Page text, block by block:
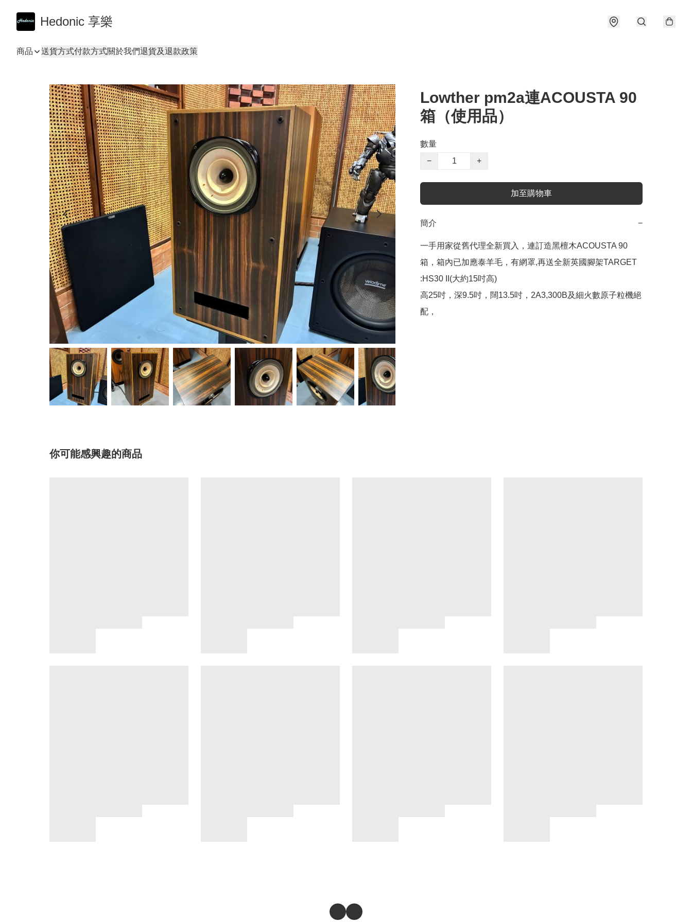
Hedonic 享樂
商品 送貨方式付款方式關於我們退貨及退款政策
Lowther pm2a連ACOUSTA 90
箱（使用品）
數量
−
+
加至購物車
簡介 −
一手用家從舊代理全新買入，連訂造黑檀木ACOUSTA 90
箱，箱內已加應泰羊毛，有網罩,再送全新英國腳架TARGET
:HS30 II(大約15吋高)
高25吋，深9.5吋，闊13.5吋，2A3,300B及細火數原子粒機絕
配，
你可能感興趣的商品